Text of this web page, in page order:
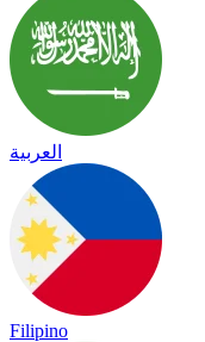
العربية
Filipino